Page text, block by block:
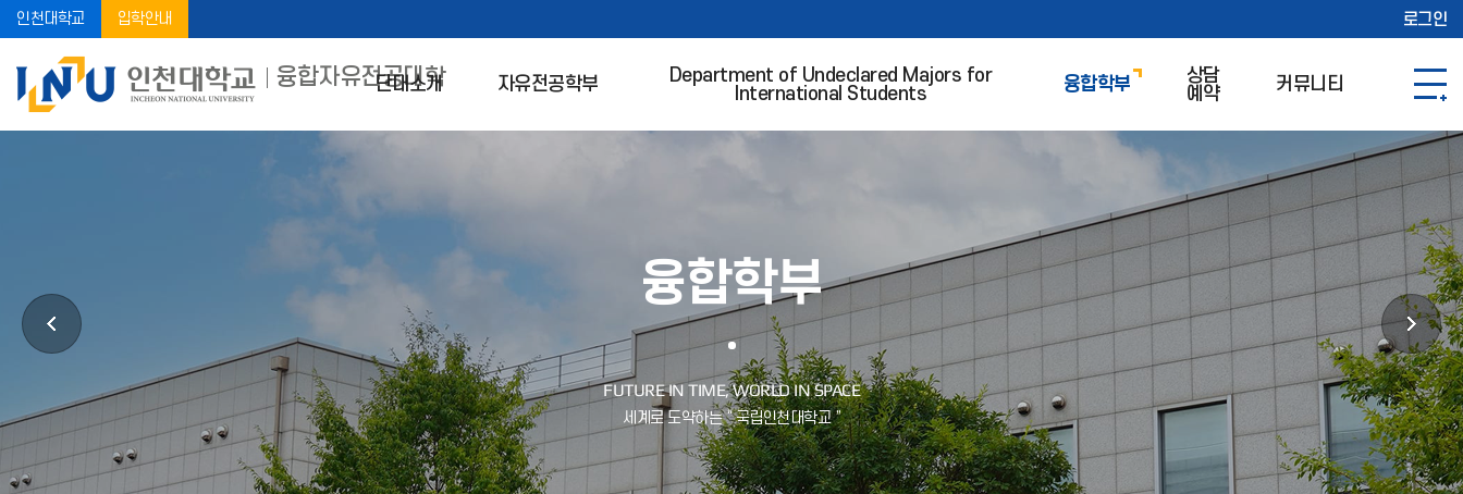
인천대학교 입학안내 로그인
융합자유전공대학
단대소개 자유전공학부
Department of Undeclared Majors for
International Students
융합학부
상담
예약
커뮤니티
융합학부